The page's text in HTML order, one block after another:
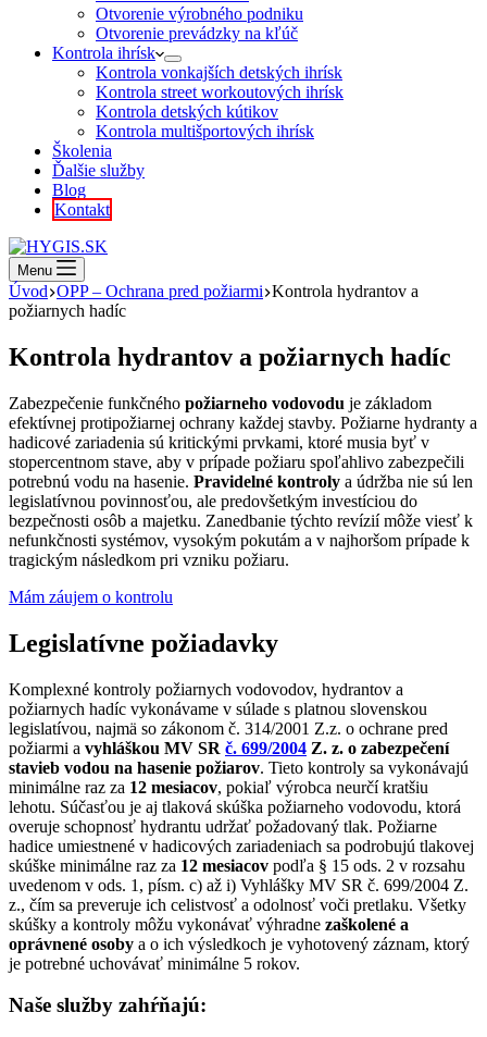
Otvorenie výrobného podniku
Otvorenie prevádzky na kľúč
Kontrola ihrísk
Kontrola vonkajších detských ihrísk
Kontrola street workoutových ihrísk
Kontrola detských kútikov
Kontrola multišportových ihrísk
Školenia
Ďalšie služby
Blog
Kontakt
Menu
Úvod OPP – Ochrana pred požiarmi Kontrola hydrantov a
požiarnych hadíc
Kontrola hydrantov a požiarnych hadíc
Zabezpečenie funkčného požiarneho vodovodu je základom
efektívnej protipožiarnej ochrany každej stavby. Požiarne hydranty a
hadicové zariadenia sú kritickými prvkami, ktoré musia byť v
stopercentnom stave, aby v prípade požiaru spoľahlivo zabezpečili
potrebnú vodu na hasenie. Pravidelné kontroly a údržba nie sú len
legislatívnou povinnosťou, ale predovšetkým investíciou do
bezpečnosti osôb a majetku. Zanedbanie týchto revízií môže viesť k
nefunkčnosti systémov, vysokým pokutám a v najhoršom prípade k
tragickým následkom pri vzniku požiaru.
Mám záujem o kontrolu
Legislatívne požiadavky
Komplexné kontroly požiarnych vodovodov, hydrantov a
požiarnych hadíc vykonávame v súlade s platnou slovenskou
legislatívou, najmä so zákonom č. 314/2001 Z.z. o ochrane pred
požiarmi a vyhláškou MV SR č. 699/2004 Z. z. o zabezpečení
stavieb vodou na hasenie požiarov. Tieto kontroly sa vykonávajú
minimálne raz za 12 mesiacov, pokiaľ výrobca neurčí kratšiu
lehotu. Súčasťou je aj tlaková skúška požiarneho vodovodu, ktorá
overuje schopnosť hydrantu udržať požadovaný tlak. Požiarne
hadice umiestnené v hadicových zariadeniach sa podrobujú tlakovej
skúške minimálne raz za 12 mesiacov podľa § 15 ods. 2 v rozsahu
uvedenom v ods. 1, písm. c) až i) Vyhlášky MV SR č. 699/2004 Z.
z., čím sa preveruje ich celistvosť a odolnosť voči pretlaku. Všetky
skúšky a kontroly môžu vykonávať výhradne zaškolené a
oprávnené osoby a o ich výsledkoch je vyhotovený záznam, ktorý
je potrebné uchovávať minimálne 5 rokov.
Naše služby zahŕňajú: